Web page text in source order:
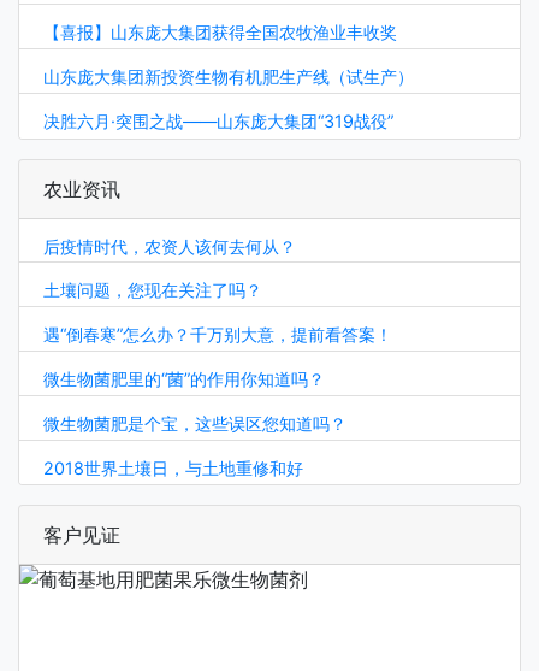
【喜报】山东庞大集团获得全国农牧渔业丰收奖
山东庞大集团新投资生物有机肥生产线（试生产）
决胜六月·突围之战——山东庞大集团“319战役”
农业资讯
后疫情时代，农资人该何去何从？
土壤问题，您现在关注了吗？
遇“倒春寒”怎么办？千万别大意，提前看答案！
微生物菌肥里的“菌”的作用你知道吗？
微生物菌肥是个宝，这些误区您知道吗？
2018世界土壤日，与土地重修和好
客户见证